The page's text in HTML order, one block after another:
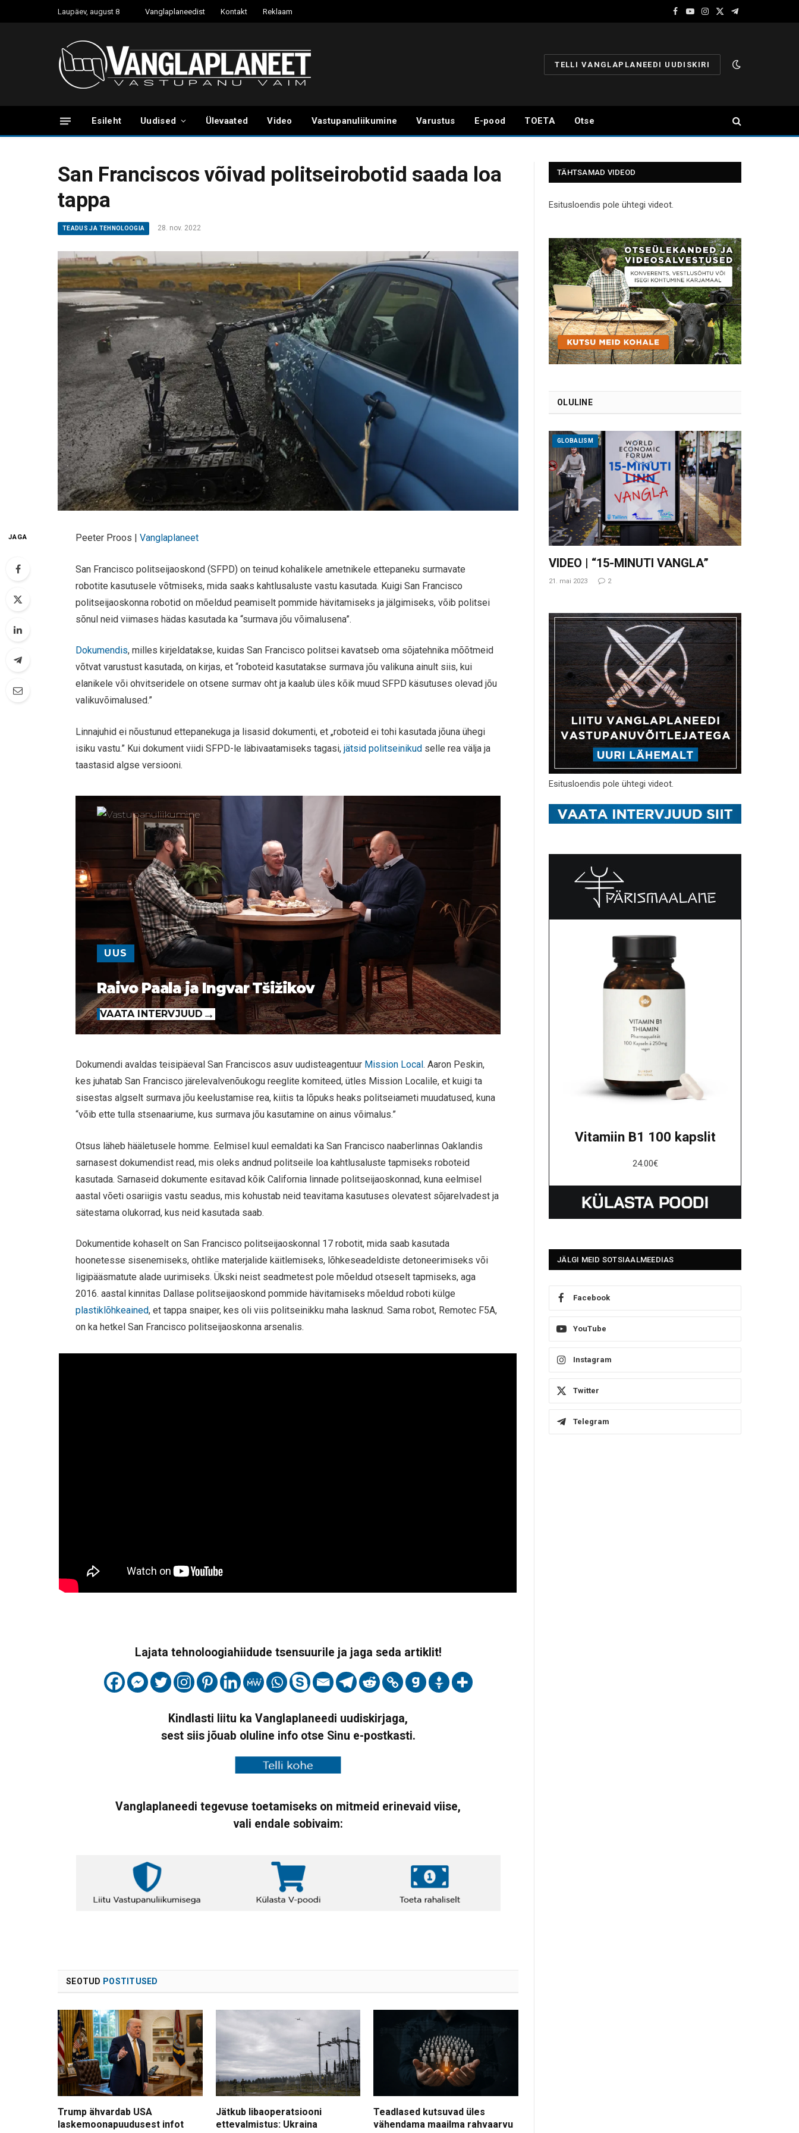
Laupäev, august 8 Vanglaplaneedist Kontakt Reklaam
Facebook
YouTube
Instagram
X
Telegram
TELLI VANGLAPLANEEDI UUDISKIRI
Esileht Uudised Ülevaated Video Vastupanuliikumine Varustus E-pood TOETA Otse
San Franciscos võivad politseirobotid saada loa
tappa
TEADUS JA TEHNOLOOGIA 28. nov. 2022
JAGA Peeter Proos |Vanglaplaneet
San Francisco politseijaoskond (SFPD) on teinud kohalikele ametnikele ettepaneku surmavate
robotite kasutusele võtmiseks, mida saaks kahtlusaluste vastu kasutada. Kuigi San Francisco
politseijaoskonna robotid on mõeldud peamiselt pommide hävitamiseks ja jälgimiseks, võib politsei
sõnul neid viimases hädas kasutada ka “surmava jõu võimalusena”.
Dokumendis, milles kirjeldatakse, kuidas San Francisco politsei kavatseb oma sõjatehnika mõõtmeid
võtvat varustust kasutada, on kirjas, et “roboteid kasutatakse surmava jõu valikuna ainult siis, kui
elanikele või ohvitseridele on otsene surmav oht ja kaalub üles kõik muud SFPD käsutuses olevad jõu
valikuvõimalused.”
Linnajuhid ei nõustunud ettepanekuga ja lisasid dokumenti, et „roboteid ei tohi kasutada jõuna ühegi
isiku vastu.” Kui dokument viidi SFPD-le läbivaatamiseks tagasi,jätsid politseinikud selle rea välja ja
taastasid algse versiooni.
UUS
Raivo Paala ja Ingvar Tšižikov
VAATA INTERVJUUD
Dokumendi avaldas teisipäeval San Franciscos asuv uudisteagentuur Mission Local. Aaron Peskin,
kes juhatab San Francisco järelevalvenõukogu reeglite komiteed, ütles Mission Localile, et kuigi ta
sisestas algselt surmava jõu keelustamise rea, kiitis ta lõpuks heaks politseiameti muudatused, kuna
“võib ette tulla stsenaariume, kus surmava jõu kasutamine on ainus võimalus.”
Otsus läheb hääletusele homme. Eelmisel kuul eemaldati ka San Francisco naaberlinnas Oaklandis
sarnasest dokumendist read, mis oleks andnud politseile loa kahtlusaluste tapmiseks roboteid
kasutada. Sarnaseid dokumente esitavad kõik California linnade politseijaoskonnad, kuna eelmisel
aastal võeti osariigis vastu seadus, mis kohustab neid teavitama kasutuses olevatest sõjarelvadest ja
sätestama olukorrad, kus neid kasutada saab.
Dokumentide kohaselt on San Francisco politseijaoskonnal 17 robotit, mida saab kasutada
hoonetesse sisenemiseks, ohtlike materjalide käitlemiseks, lõhkeseadeldiste detoneerimiseks või
ligipääsmatute alade uurimiseks. Ükski neist seadmetest pole mõeldud otseselt tapmiseks, aga
2016. aastal kinnitas Dallase politseijaoskond pommide hävitamiseks mõeldud roboti külge
plastiklõhkeained, et tappa snaiper, kes oli viis politseinikku maha lasknud. Sama robot, Remotec F5A,
on ka hetkel San Francisco politseijaoskonna arsenalis.
Lajata tehnoloogiahiidude tsensuurile ja jaga seda artiklit!
Kindlasti liitu ka Vanglaplaneedi uudiskirjaga,
sest siis jõuab oluline info otse Sinu e-postkasti.
Vanglaplaneedi tegevuse toetamiseks on mitmeid erinevaid viise,
vali endale sobivaim:
SEOTUD POSTITUSED
Trump ähvardab USA
laskemoonapuudusest infot
Jätkub libaoperatsiooni
ettevalmistus: Ukraina
Teadlased kutsuvad üles
vähendama maailma rahvaarvu
TÄHTSAMAD VIDEOD
Esitusloendis pole ühtegi videot.
OLULINE
GLOBALISM
VIDEO | “15-MINUTI VANGLA”
21. mai 2023 2
Esitusloendis pole ühtegi videot.
Vitamiin B1 100 kapslit
24.00€
JÄLGI MEID SOTSIAALMEEDIAS
Facebook
YouTube
Instagram
Twitter
Telegram